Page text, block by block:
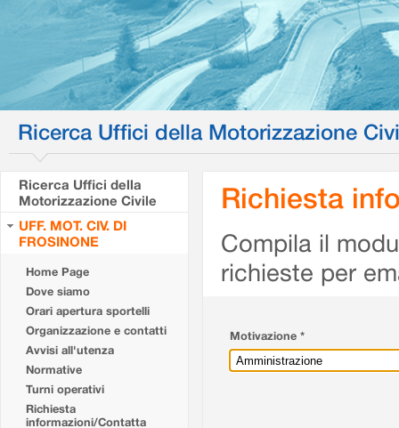
Ricerca Uffici della Motorizzazione
Ricerca Uffici della
Motorizzazione Civile
UFF. MOT. CIV. DI
FROSINONE
Home Page
Dove siamo
Orari apertura sportelli
Organizzazione e contatti
Avvisi all'utenza
Normative
Turni operativi
Richiesta
informazioni/Contatta
Richiesta
Compila il
richieste per
Motivazione *